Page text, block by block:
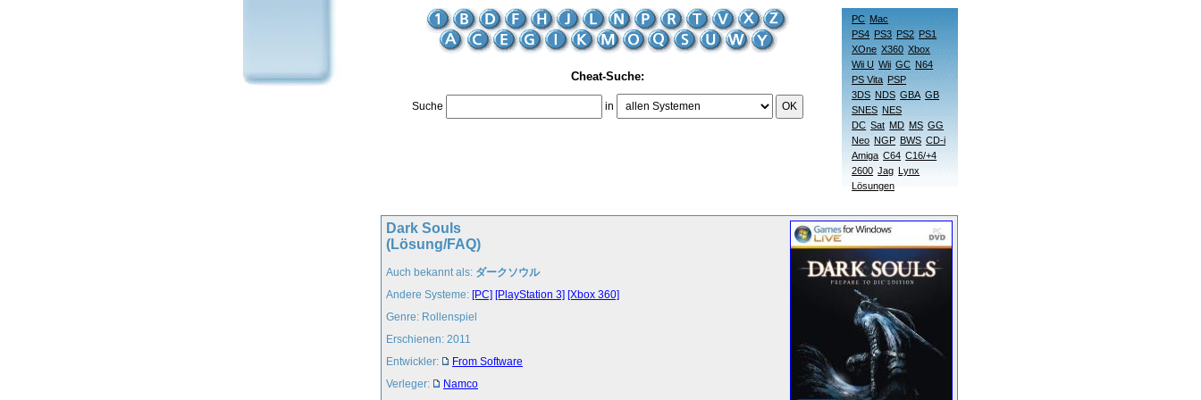
Cheat-Suche:
Suche in OK
PC Mac
PS4 PS3 PS2 PS1
XOne X360 Xbox
Wii U Wii GC N64
PS Vita PSP
3DS NDS GBA GB
SNES NES
DC Sat MD MS GG
Neo NGP BWS CD-i
Amiga C64 C16/+4
2600 Jag Lynx
Lösungen
Dark Souls
(Lösung/FAQ)
Auch bekannt als: ダークソウル
Andere Systeme: [PC] [PlayStation 3] [Xbox 360]
Genre: Rollenspiel
Erschienen: 2011
Entwickler:
From Software
Verleger:
Namco